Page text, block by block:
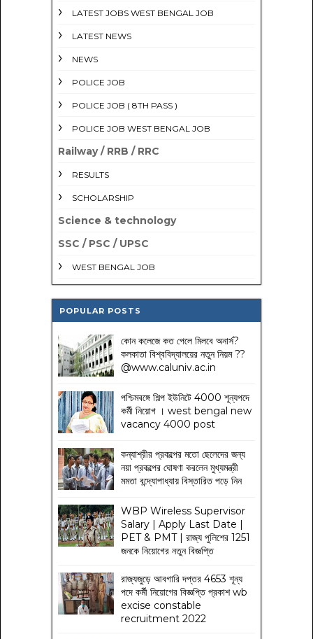
LATEST JOBS WEST BENGAL JOB
LATEST NEWS
NEWS
POLICE JOB
POLICE JOB ( 8TH PASS )
POLICE JOB WEST BENGAL JOB
Railway / RRB / RRC
RESULTS
SCHOLARSHIP
Science & technology
SSC / PSC / UPSC
WEST BENGAL JOB
POPULAR POSTS
কোন কলেজে কত পেলে মিলবে অনার্স?
কলকাতা বিশ্ববিদ্যালয়ের নতুন নিয়ম??
@www.caluniv.ac.in
পশ্চিমবঙ্গে শিল্প ইউনিটে 4000 শূন্যপদে
কর্মী নিয়োগ । west bengal new
vacancy 4000 post
কন্যাশ্রীর প্রকল্পের মতো ছেলেদের জন্য
নয়া প্রকল্পের ঘোষণা করলেন মুখ্যমন্ত্রী
মমতা বন্দ্যোপাধ্যায় বিস্তারিত পড়ে নিন
WBP Wireless Supervisor
Salary | Apply Last Date |
PET & PMT | রাজ্য পুলিশের 1251
জনকে নিয়োগের নতুন বিজ্ঞপ্তি
রাজ্যজুড়ে আবগারি দপ্তর 4653 শূন্য
পদে কর্মী নিয়োগের বিজ্ঞপ্তি প্রকাশ wb
excise constable
recruitment 2022